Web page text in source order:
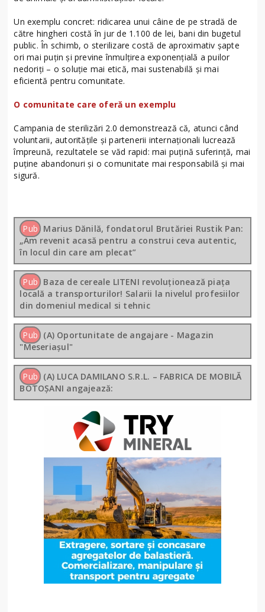
Un exemplu concret: ridicarea unui câine de pe stradă de
către hingheri costă în jur de 1.100 de lei, bani din bugetul
public. În schimb, o sterilizare costă de aproximativ șapte
ori mai puțin și previne înmulțirea exponențială a puilor
nedoriți – o soluție mai etică, mai sustenabilă și mai
eficientă pentru comunitate.
O comunitate care oferă un exemplu
Campania de sterilizări 2.0 demonstrează că, atunci când
voluntarii, autoritățile și partenerii internaționali lucrează
împreună, rezultatele se văd rapid: mai puțină suferință, mai
puține abandonuri și o comunitate mai responsabilă și mai
sigură.
Pub Marius Dănilă, fondatorul Brutăriei Rustik Pan:
„Am revenit acasă pentru a construi ceva autentic,
în locul din care am plecat”
Pub Baza de cereale LITENI revoluționează piața
locală a transporturilor! Salarii la nivelul profesiilor
din domeniul medical si tehnic
Pub (A) Oportunitate de angajare - Magazin
"Meseriașul"
Pub (A) LUCA DAMILANO S.R.L. – FABRICA DE MOBILĂ
BOTOȘANI angajează: